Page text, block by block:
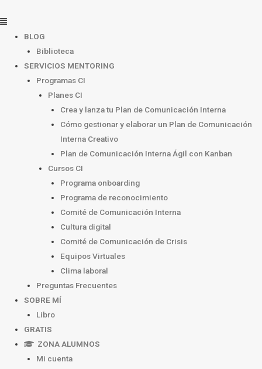
al
contenido
BLOG
Biblioteca
SERVICIOS MENTORING
Programas CI
Planes CI
Crea y lanza tu Plan de Comunicación Interna
Cómo gestionar y elaborar un Plan de Comunicación
Interna Creativo
Plan de Comunicación Interna Ágil con Kanban
Cursos CI
Programa onboarding
Programa de reconocimiento
Comité de Comunicación Interna
Cultura digital
Comité de Comunicación de Crisis
Equipos Virtuales
Clima laboral
Preguntas Frecuentes
SOBRE MÍ
Libro
GRATIS
ZONA ALUMNOS
Mi cuenta